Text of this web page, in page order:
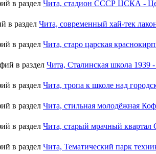
в раздел Чита, стадион СССР ЦСКА -
в раздел Чита, современный хай-тек
в раздел Чита, старо царская
в раздел Чита, Сталинская школа 1939
в раздел Чита, тропа к школе над
в раздел Чита, стильная молодёжная
в раздел Чита, старый мрачный квартал
в раздел Чита, Тематический парк